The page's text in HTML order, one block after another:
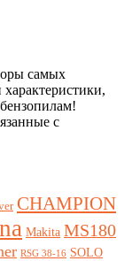
самых
с
CHAMPION
Makita MS180
RSG 38-16 SOLO